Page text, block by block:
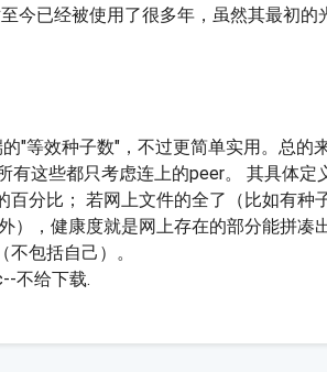
已经被使用了很多年，虽然其最初的
等效种子数"，不过更简单实用。总的
这些都只考虑连上的peer。 其具体定
分比； 若网上文件的全了（比如有种
，健康度就是网上存在的部分能拼凑
包括自己）。
不给下载.